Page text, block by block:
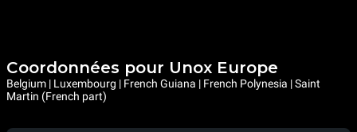
Coordonnées pour Unox Europe
Belgium | Luxembourg | French Guiana | French Polynesia | Saint
Martin (French part)